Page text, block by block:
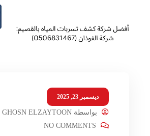
ديسمبر 23, 2025
بواسطةGHOSN ELZAYTOON
NO COMMENTS